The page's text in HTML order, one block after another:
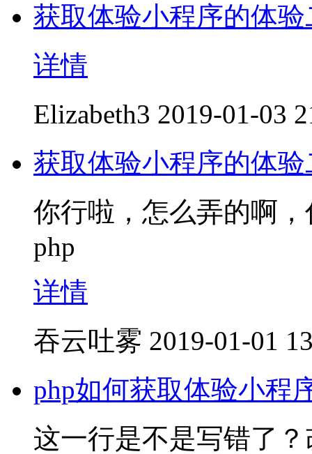
获取体验小程序的体
详情
Elizabeth3 2019-01-03
获取体验小程序的体
你行啦，怎么弄的啊
php
详情
吞云吐雾 2019-01-01
php如何获取体验小程
这一行是不是写错了